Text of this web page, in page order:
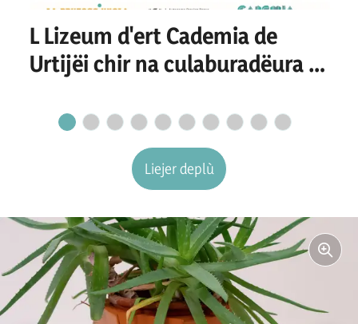
L Lizeum d'ert Cademia de
Urtijëi chir na culaburadëura o
secretariat
Liejer deplù